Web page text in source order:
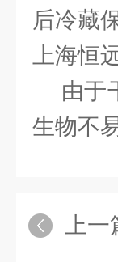
后冷藏
上海恒
由于
生物不
上一